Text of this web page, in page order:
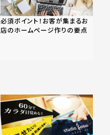
必須ポイント！お客が集まるお
店のホームページ作りの要点